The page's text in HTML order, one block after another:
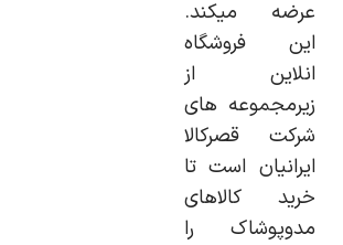
عرضه میکند.
این فروشگاه
انلاین از
زیرمجموعه های
شرکت قصرکالا
ایرانیان است تا
خرید کالاهای
مدوپوشاک را